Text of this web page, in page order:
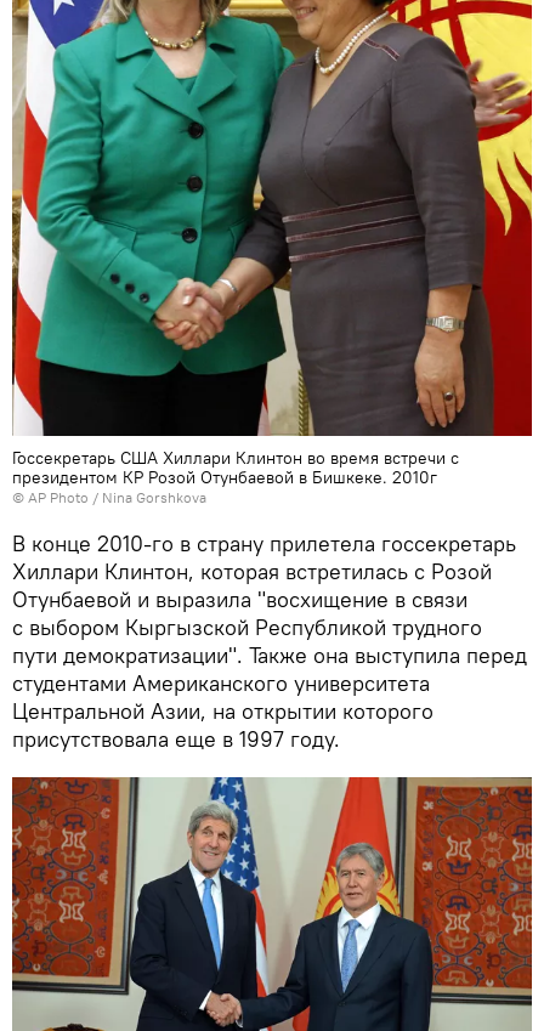
Госсекретарь США Хиллари Клинтон во время встречи с
президентом КР Розой Отунбаевой в Бишкеке. 2010г
© AP Photo / Nina Gorshkova
В конце 2010-го в страну прилетела госсекретарь
Хиллари Клинтон, которая встретилась с Розой
Отунбаевой и выразила "восхищение в связи
с выбором Кыргызской Республикой трудного
пути демократизации". Также она выступила перед
студентами Американского университета
Центральной Азии, на открытии которого
присутствовала еще в 1997 году.